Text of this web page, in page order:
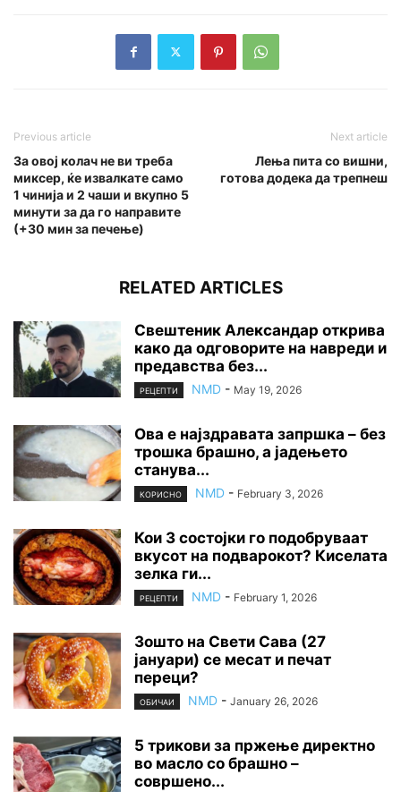
Previous article
За овој колач не ви треба
миксер, ќе извалкате само
1 чинија и 2 чаши и вкупно 5
минути за да го направите
(+30 мин за печење)
Next article
Лења пита со вишни,
готова додека да трепнеш
RELATED ARTICLES
Свештеник Александар открива
како да одговорите на навреди и
предавства без...
РЕЦЕПТИ NMD - May 19, 2026
Ова е најздравата запршка – без
трошка брашно, а јадењето
станува...
КОРИСНО NMD - February 3, 2026
Кои 3 состојки го подобруваат
вкусот на подварокот? Киселата
зелка ги...
РЕЦЕПТИ NMD - February 1, 2026
Зошто на Свети Сава (27
јануари) се месат и печат
переци?
ОБИЧАИ NMD - January 26, 2026
5 трикови за пржење директно
во масло со брашно –
совршено...